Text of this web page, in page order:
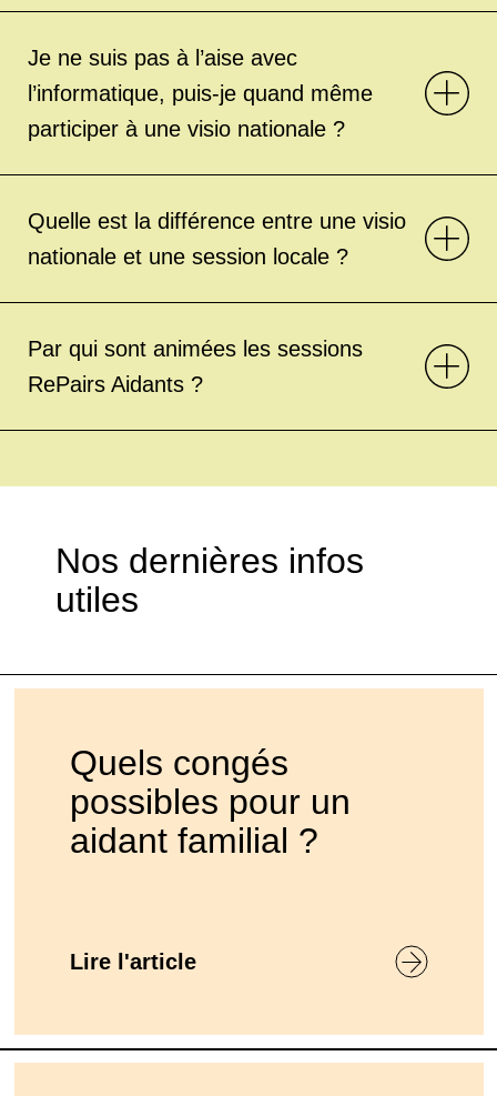
Je ne suis pas à l’aise avec
l’informatique, puis-je quand même
participer à une visio nationale ?
Quelle est la différence entre une visio
nationale et une session locale ?
Par qui sont animées les sessions
RePairs Aidants ?
Nos dernières infos
utiles
Quels congés
possibles pour un
aidant familial ?
Lire l'article